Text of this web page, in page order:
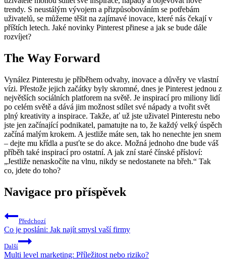
trendy. S neustálým vývojem a přizpůsobováním se potřebám
uživatelů, se můžeme těšit na zajímavé inovace, které nás čekají v
příštích letech. Jaké novinky Pinterest přinese a jak se bude dále
rozvíjet?
The Way Forward
Vynález Pinterestu je příběhem odvahy, inovace a důvěry ve vlastní
vízi. Přestože jejich začátky byly skromné, dnes je Pinterest jednou z
největších sociálních platforem na světě. Je inspirací pro miliony lidí
po celém světě a dává jim možnost sdílet své nápady a tvořit svět
plný kreativity a inspirace. Takže, ať už jste uživatel Pinterestu nebo
jste jen začínající podnikatel, pamatujte na to, že každý velký úspěch
začíná malým krokem. A jestliže máte sen, tak ho nenechte jen snem
– dejte mu křídla a pusťte se do akce. Možná jednoho dne bude váš
příběh také inspirací pro ostatní. A jak zní staré čínské přísloví:
„Jestliže nenaskočíte na vlnu, nikdy se nedostanete na břeh.“ Tak
co, jdete do toho?
Navigace pro příspěvek
Předchozí
Co je posláni: Jak najít smysl vaší firmy
Další
Multi level marketing: Příležitost nebo riziko?